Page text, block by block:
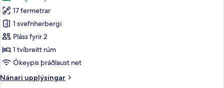
fyrir
Herbergi
með
tvíbreiðu
rúmi
(Semi)
17 fermetrar
1 svefnherbergi
Pláss fyrir 2
1 tvíbreitt rúm
Ókeypis þráðlaust net
Nánari upplýsingar
Nánari